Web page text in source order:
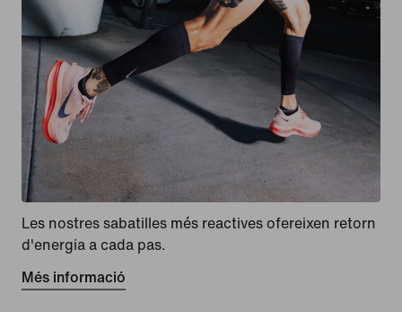
Les nostres sabatilles més reactives ofereixen retorn
d'energia a cada pas.
Més informació